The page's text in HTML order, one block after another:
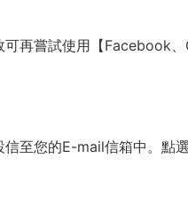
再嘗試使用【Facebook、
至您的E-mail信箱中。點